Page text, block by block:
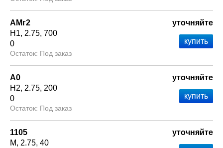
АМг2
Н1 2.75 700
0
Под заказ
уточняйте
А0
Н2 2.75 200
0
Под заказ
уточняйте
1105
М
2.75 40
уточняйте